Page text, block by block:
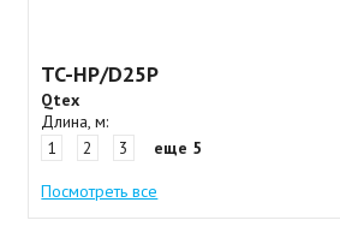
TC-HP/D25P
Qtex
Длина, м:
1
2 3
еще 5
Посмотреть все